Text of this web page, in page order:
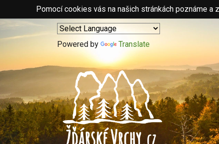
Pomocí cookies vás na našich stránkách poznáme a
Powered by Translate